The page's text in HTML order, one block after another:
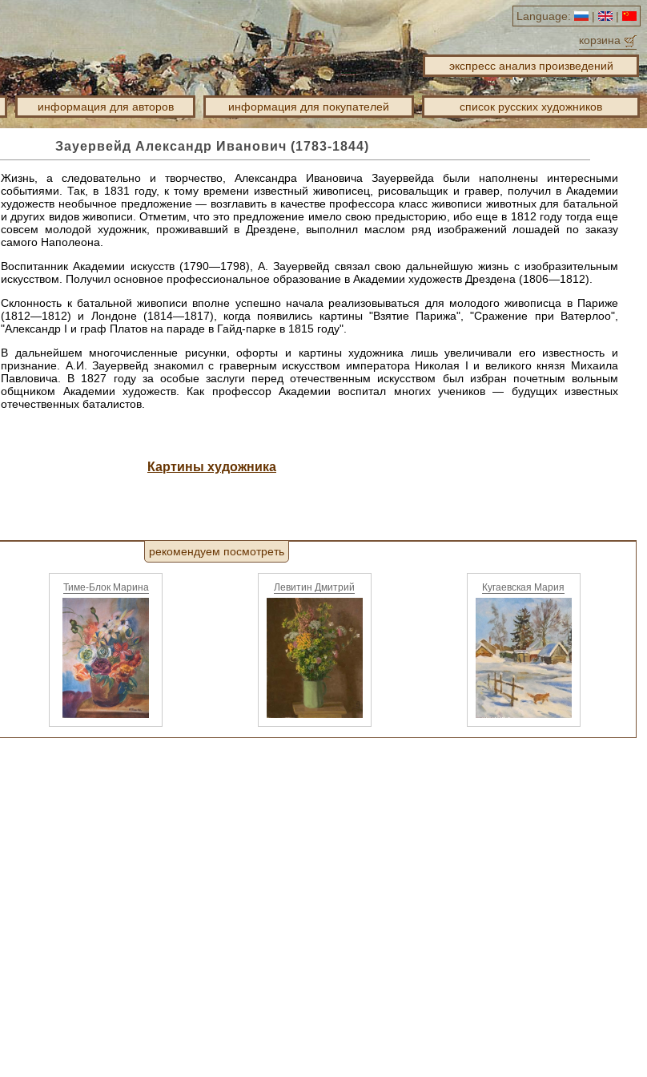
Language: |
|
корзина
экспресс анализ произведений
информация для авторов информация для покупателей список русских художников
Зауервейд Александр Иванович (1783-1844)
Жизнь, а следовательно и творчество, Александра Ивановича Зауервейда были наполнены интересными
событиями. Так, в 1831 году, к тому времени известный живописец, рисовальщик и гравер, получил в Академии
художеств необычное предложение — возглавить в качестве профессора класс живописи животных для батальной
и других видов живописи. Отметим, что это предложение имело свою предысторию, ибо еще в 1812 году тогда еще
совсем молодой художник, проживавший в Дрездене, выполнил маслом ряд изображений лошадей по заказу
самого Наполеона.
Воспитанник Академии искусств (1790—1798), А. Зауервейд связал свою дальнейшую жизнь с изобразительным
искусством. Получил основное профессиональное образование в Академии художеств Дрездена (1806—1812).
Склонность к батальной живописи вполне успешно начала реализовываться для молодого живописца в Париже
(1812—1812) и Лондоне (1814—1817), когда появились картины "Взятие Парижа", "Сражение при Ватерлоо",
"Александр I и граф Платов на параде в Гайд-парке в 1815 году".
В дальнейшем многочисленные рисунки, офорты и картины художника лишь увеличивали его известность и
признание. А.И. Зауервейд знакомил с граверным искусством императора Николая I и великого князя Михаила
Павловича. В 1827 году за особые заслуги перед отечественным искусством был избран почетным вольным
общником Академии художеств. Как профессор Академии воспитал многих учеников — будущих известных
отечественных баталистов.
Картины художника
рекомендуем посмотреть
Тиме-Блок Марина Левитин Дмитрий Кугаевская Мария